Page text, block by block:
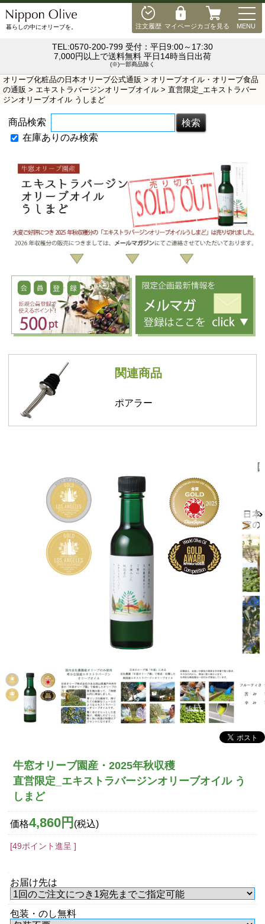
注文履歴 マイページカゴを見る MENU
暮らしの中にオリーブを。
TEL:0570-200-799 受付：平日9:00～17:30
7,000円以上で送料無料 平日14時当日出荷
(※)一部商品除く
オリーブ化粧品の日本オリーブ公式通販 > オリーブオイル・オリーブ食品
の通販 > エキストラバージンオリーブオイル > 直営限定_エキストラバー
ジンオリーブオイル うしまど
商品検索
在庫ありのみ検索
関連商品
ポアラー
牛窓オリーブ園産・2025年秋収穫
直営限定_エキストラバージンオリーブオイル う
しまど
価格4,860円 (税込)
[49ポイント進呈 ]
お届け先は
包装・のし無料